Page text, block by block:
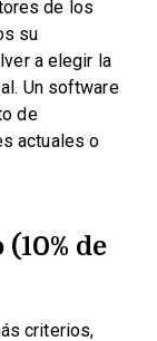
de los
su
a elegir la
Un software
de
actuales o
de
criterios,